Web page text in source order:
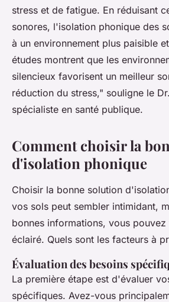
stress et de fatigue. En réduisant
sonores, l'isolation phonique des
à un environnement plus paisible
études montrent que les
silencieux favorisent un meilleur
réduction du stress," souligne le
spécialiste en santé publique.
Comment choisir la
d'isolation phonique
Choisir la bonne solution
vos sols peut sembler intimidant,
bonnes informations, vous
éclairé. Quels sont les facteurs à
Évaluation des besoins
La première étape est d'évaluer
spécifiques. Avez-vous